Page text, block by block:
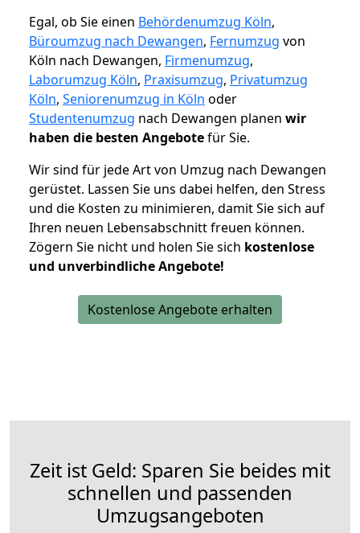
Egal, ob Sie einen Behördenumzug Köln,
Büroumzug nach Dewangen, Fernumzug von
Köln nach Dewangen, Firmenumzug,
Laborumzug Köln, Praxisumzug, Privatumzug
Köln, Seniorenumzug in Köln oder
Studentenumzug nach Dewangen planen wir
haben die besten Angebotefür Sie.
Wir sind für jede Art von Umzug nach Dewangen
gerüstet. Lassen Sie uns dabei helfen, den Stress
und die Kosten zu minimieren, damit Sie sich auf
Ihren neuen Lebensabschnitt freuen können.
Zögern Sie nicht und holen Sie sich kostenlose
und unverbindliche Angebote!
Kostenlose Angebote erhalten
Zeit ist Geld: Sparen Sie beides mit
schnellen und passenden
Umzugsangeboten